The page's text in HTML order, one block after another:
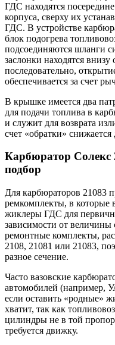
ГДС находятся
корпуса, сверху их
ГДС. В устройстве
блок подогрева
подсоединяются шланги
заслонки находятся
последовательно,
обеспечивается за счет
В крышке имеется два
для подачи топлива в
и служит для возврата
счет «обратки»
Карбюратор
подбор
Для карбюраторов 21083
ремкомплекты, в которые
жиклеры ГДС для
зависимости от величины
ремонтные комплекты,
2108, 21081 или 21083,
разное сечение.
Часто вазовские
автомобилей (например,
если оставить «родные»
хватит, так как
цилиндры не в той
требуется движку.